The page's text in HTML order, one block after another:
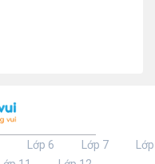
Lớp 6 Lớp 7
Lớp